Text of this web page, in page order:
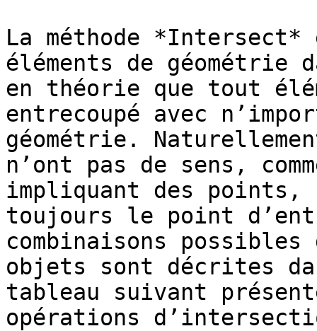
La méthode
éléments de géométrie
en théorie que tout
entrecoupé avec
géométrie.
n’ont pas de sens,
impliquant des
toujours le point
combinaisons
objets sont décrites
tableau suivant
opérations